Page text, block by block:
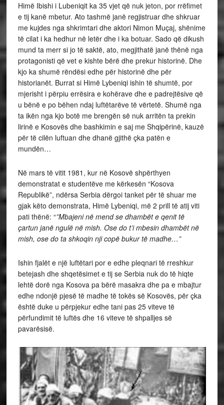
Himë Ibishi i Lubeniqit ka 35 vjet që nuk jeton, por rrëfimet
e tij kanë mbetur. Ato tashmë janë regjistruar dhe shkruar
me kujdes nga shkrimtari dhe aktori Nimon Muçaj, shënime
të cilat i ka hedhur në letër dhe i ka botuar. Sado që dikush
mund ta merr si jo të saktë, ato, megjithatë janë thënë nga
protagonisti që vet e kishte bërë dhe prekur historinë. Dhe
kjo ka shumë rëndësi edhe për historinë dhe për
historianët. Burrat si Himë Lybeniqi ishin të shumtë, por
mjerisht i përpiu errësira e kohërave dhe e padrejtësive që
u bënë e po bëhen ndaj luftëtarëve të vërtetë. Shumë nga
ta ikën nga kjo botë me brengën së nuk arritën ta prekin
lirinë e Kosovës dhe bashkimin e saj me Shqipërinë, kauzë
për të cilën luftuan dhe dhanë gjithë çka patën e
mundën…
Në mars të vitit 1981, kur në Kosovë shpërthyen
demonstratat e studentëve me kërkesën “Kosova
Republikë”, ndërsa Serbia dërgoi tanket për të shuar me
gjak këto demonstrata, Himë Lybeniqi, më 2 prill të atij viti
pati thënë: “”Mbajeni në mend se dhambët e qenit të
çartun janë ngulë në mish. Ose do t’i mbesin dhambët në
mish, ose do ta shkoqin nji copë bukur të madhe…”
Ishin fjalët e një luftëtari por e edhe pleqnari të rreshkur
betejash dhe shqetësimet e tij se Serbia nuk do të hiqte
lehtë dorë nga Kosova pa bërë masakra dhe pa e mbajtur
edhe ndonjë pjesë të madhe të tokës së Kosovës, për çka
është duke u përpjekur edhe tani pas 25 viteve të
përfundimit të luftës dhe 16 viteve të shpalljes së
pavarësisë.